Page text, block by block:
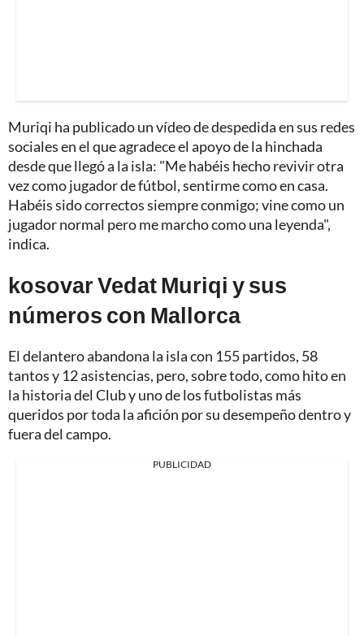
Muriqi ha publicado un vídeo de despedida en sus redes
sociales en el que agradece el apoyo de la hinchada
desde que llegó a la isla: "Me habéis hecho revivir otra
vez como jugador de fútbol, sentirme como en casa.
Habéis sido correctos siempre conmigo; vine como un
jugador normal pero me marcho como una leyenda",
indica.
kosovar Vedat Muriqi y sus
números con Mallorca
El delantero abandona la isla con 155 partidos, 58
tantos y 12 asistencias, pero, sobre todo, como hito en
la historia del Club y uno de los futbolistas más
queridos por toda la afición por su desempeño dentro y
fuera del campo.
PUBLICIDAD